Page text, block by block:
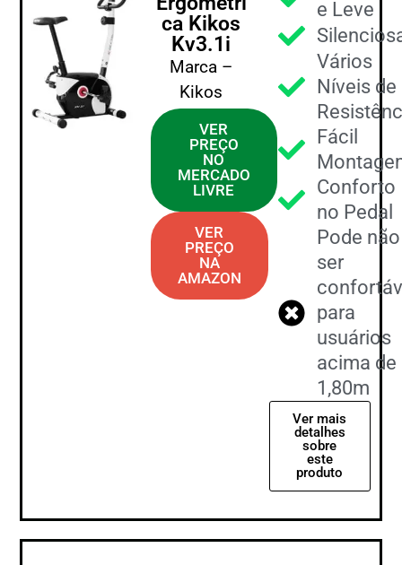
ca Kikos
Kv3.1i
Marca –
Kikos
VER
PREÇO
NO
MERCADO
LIVRE
VER
PREÇO
NA
AMAZON
e Leve
Vários
Níveis de
Fácil
Conforto
no Pedal
Pode não
ser
para
usuários
acima de
1,80m
Ver mais
detalhes
sobre
este
produto